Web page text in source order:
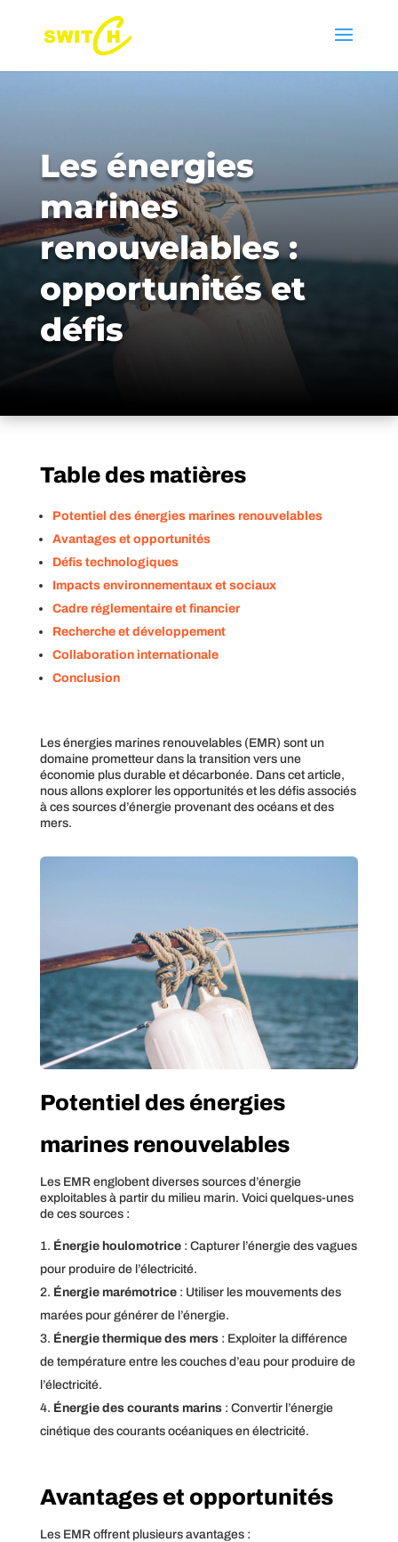
Les énergies
marines
renouvelables :
opportunités et
défis
Table des matières
Potentiel des énergies marines renouvelables
Avantages et opportunités
Défis technologiques
Impacts environnementaux et sociaux
Cadre réglementaire et financier
Recherche et développement
Collaboration internationale
Conclusion
Les énergies marines renouvelables (EMR) sont un
domaine prometteur dans la transition vers une
économie plus durable et décarbonée. Dans cet article,
nous allons explorer les opportunités et les défis associés
à ces sources d’énergie provenant des océans et des
mers.
Potentiel des énergies
marines renouvelables
Les EMR englobent diverses sources d’énergie
exploitables à partir du milieu marin. Voici quelques-unes
de ces sources :
Énergie houlomotrice: Capturer l’énergie des vagues
pour produire de l’électricité.
Énergie marémotrice: Utiliser les mouvements des
marées pour générer de l’énergie.
Énergie thermique des mers: Exploiter la différence
de température entre les couches d’eau pour produire de
l’électricité.
Énergie des courants marins: Convertir l’énergie
cinétique des courants océaniques en électricité.
Avantages et opportunités
Les EMR offrent plusieurs avantages :